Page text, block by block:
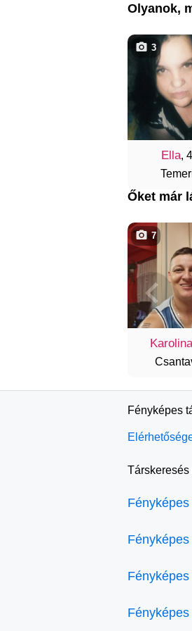
Olyanok,
Ella,
3
Őket már
Karolina
7
Fényképes